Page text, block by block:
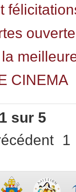
CINEMA
sur 5
1